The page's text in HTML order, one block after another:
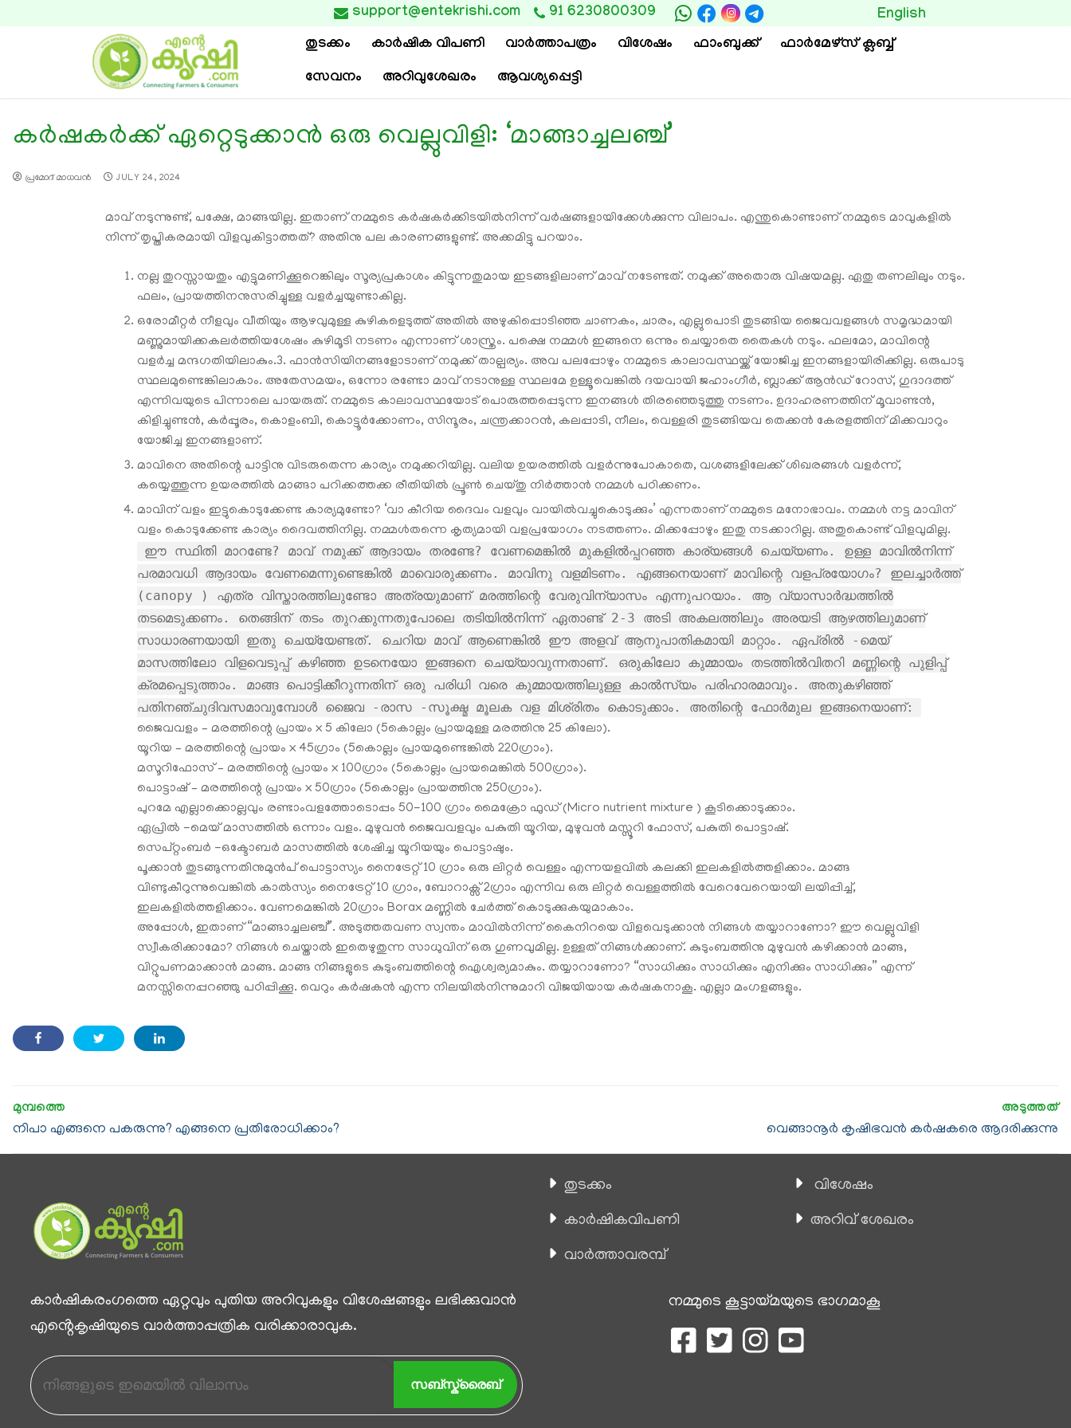
 support@entekrishi.com 91 6230800309
തുടക്കം കാര്‍ഷിക വിപണി വാ‍ർത്താപത്രം വിശേഷം ഫാംബുക്ക്
ഫാര്‍മേഴ്സ് ക്ലബ്ബ്
സേവനം
അറിവുശേഖരം ആവശ്യപ്പെട്ടി
English
കര്‍ഷകര്‍ക്ക് ഏറ്റെടുക്കാന്‍ ഒരു വെല്ലുവിളി: ‘മാങ്ങാച്ചലഞ്ച്’
പ്രമോദ് മാധവന്‍ JULY 24, 2024
മാവ് നടുന്നുണ്ട്, പക്ഷേ, മാങ്ങയില്ല. ഇതാണ് നമ്മുടെ കർഷകര്‍ക്കിടയില്‍നിന്ന് വര്‍ഷങ്ങളായിക്കേള്‍ക്കുന്ന വിലാപം. എന്തുകൊണ്ടാണ് നമ്മുടെ മാവുകളില്‍
നിന്ന് തൃപ്തികരമായി വിളവുകിട്ടാത്തത്? അതിനു പല കാരണങ്ങളുണ്ട്. അക്കമിട്ടു പറയാം.
നല്ല തുറസ്സായതും എട്ടുമണിക്കൂറെങ്കിലും സൂര്യപ്രകാശം കിട്ടുന്നതുമായ ഇടങ്ങളിലാണ് മാവ് നടേണ്ടത്. നമുക്ക് അതൊരു വിഷയമല്ല. ഏതു തണലിലും നടും.
ഫലം, പ്രായത്തിനനുസരിച്ചുള്ള വളർച്ചയുണ്ടാകില്ല.
ഒരോമീറ്റർ നീളവും വീതിയും ആഴവുമുള്ള കുഴികളെടുത്ത് അതിൽ അഴുകിപ്പൊടിഞ്ഞ ചാണകം, ചാരം, എല്ലുപൊടി തുടങ്ങിയ ജൈവവളങ്ങൾ സമൃദ്ധമായി
മണ്ണുമായിക്കകലര്‍ത്തിയശേഷം കുഴിമൂടി നടണം എന്നാണ് ശാസ്ത്രം. പക്ഷെ നമ്മൾ ഇങ്ങനെ ഒന്നും ചെയ്യാതെ തൈകൾ നടും. ഫലമോ, മാവിന്റെ
വളര്‍ച്ച മന്ദഗതിയിലാകും.3. ഫാന്‍സിയിനങ്ങളോടാണ് നമുക്ക് താല്പര്യം. അവ പലപ്പോഴും നമ്മുടെ കാലാവസ്ഥയ്ക്ക് യോജിച്ച ഇനങ്ങളായിരിക്കില്ല. ഒരുപാടു
സ്ഥലമുണ്ടെങ്കിലാകാം. അതേസമയം, ഒന്നോ രണ്ടോ മാവ് നടാനുള്ള സ്ഥലമേ ഉള്ളൂവെങ്കില്‍ ദയവായി ജഹാംഗീർ, ബ്ലാക്ക് ആൻഡ് റോസ്, ഗുദാദത്ത്
എന്നിവയുടെ പിന്നാലെ പായരുത്. നമ്മുടെ കാലാവസ്ഥയോട് പൊരുത്തപ്പെടുന്ന ഇനങ്ങള്‍ തിരഞ്ഞെടുത്തു നടണം. ഉദാഹരണത്തിന് മൂവാണ്ടൻ,
കിളിച്ചുണ്ടൻ, കർപ്പൂരം, കൊളംബി, കൊട്ടൂർക്കോണം, സിന്ദൂരം, ചന്ത്രക്കാറൻ, കലപ്പാടി, നീലം, വെള്ളരി തുടങ്ങിയവ തെക്കൻ കേരളത്തിന് മിക്കവാറും
യോജിച്ച ഇനങ്ങളാണ്.
മാവിനെ അതിന്റെ പാട്ടിനു വിടരുതെന്ന കാര്യം നമുക്കറിയില്ല. വലിയ ഉയരത്തിൽ വളര്‍ന്നുപോകാതെ, വശങ്ങളിലേക്ക് ശിഖരങ്ങൾ വളർന്ന്,
കയ്യെത്തുന്ന ഉയരത്തിൽ മാങ്ങാ പറിക്കത്തക്ക രീതിയിൽ പ്രൂൺ ചെയ്തു നിർത്താൻ നമ്മള്‍ പഠിക്കണം.
മാവിന് വളം ഇട്ടുകൊടുക്കേണ്ട കാര്യമുണ്ടോ? ‘വാ കീറിയ ദൈവം വളവും വായില്‍വച്ചുകൊടുക്കും’ എന്നതാണ് നമ്മുടെ മനോഭാവം. നമ്മള്‍ നട്ട മാവിന്
വളം കൊടുക്കേണ്ട കാര്യം ദൈവത്തിനില്ല. നമ്മള്‍തന്നെ കൃത്യമായി വളപ്രയോഗം നടത്തണം. മിക്കപ്പോഴും ഇതു നടക്കാറില്ല. അതുകൊണ്ട് വിളവുമില്ല.
ഈ സ്ഥിതി മാറണ്ടേ? മാവ് നമുക്ക് ആദായം തരണ്ടേ? വേണമെങ്കില്‍ മുകളില്‍പ്പറഞ്ഞ കാര്യങ്ങള്‍ ചെയ്യണം. ഉള്ള മാവില്‍നിന്ന്
പരമാവധി ആദായം വേണമെന്നുണ്ടെങ്കില്‍ മാവൊരുക്കണം. മാവിനു വളമിടണം. എങ്ങനെയാണ് മാവിന്റെ വളപ്രയോഗം? ഇലച്ചാർത്ത്
(canopy ) എത്ര വിസ്താരത്തിലുണ്ടോ അത്രയുമാണ് മരത്തിന്റെ വേരുവിന്യാസം എന്നുപറയാം. ആ വ്യാസാർദ്ധത്തിൽ
തടമെടുക്കണം. തെങ്ങിന് തടം തുറക്കുന്നതുപോലെ തടിയിൽനിന്ന് ഏതാണ്ട് 2-3 അടി അകലത്തിലും അരയടി ആഴത്തിലുമാണ്
സാധാരണയായി ഇതു ചെയ്യേണ്ടത്. ചെറിയ മാവ് ആണെങ്കിൽ ഈ അളവ് ആനുപാതികമായി മാറ്റാം. ഏപ്രിൽ -മെയ്
മാസത്തിലോ വിളവെടുപ്പ് കഴിഞ്ഞ ഉടനെയോ ഇങ്ങനെ ചെയ്യാവുന്നതാണ്. ഒരുകിലോ കുമ്മായം തടത്തിൽവിതറി മണ്ണിന്റെ പുളിപ്പ്
ക്രമപ്പെടുത്താം. മാങ്ങ പൊട്ടിക്കീറുന്നതിന് ഒരു പരിധി വരെ കുമ്മായത്തിലുള്ള കാൽസ്യം പരിഹാരമാവും. അതുകഴിഞ്ഞ്
പതിനഞ്ചുദിവസമാവുമ്പോള്‍ ജൈവ -രാസ -സൂക്ഷ്മ മൂലക വള മിശ്രിതം കൊടുക്കാം. അതിന്റെ ഫോർമുല ഇങ്ങനെയാണ്:
ജൈവവളം – മരത്തിന്റെ പ്രായം x 5 കിലോ (5കൊല്ലം പ്രായമുള്ള മരത്തിനു 25 കിലോ).
യൂറിയ – മരത്തിന്റെ പ്രായം x 45ഗ്രാം (5കൊല്ലം പ്രായമുണ്ടെങ്കിൽ 220ഗ്രാം).
മസൂറിഫോസ് – മരത്തിന്റെ പ്രായം x 100ഗ്രാം (5കൊല്ലം പ്രായമെങ്കില്‍ 500ഗ്രാം).
പൊട്ടാഷ് – മരത്തിന്റെ പ്രായം x 50ഗ്രാം (5കൊല്ലം പ്രായത്തിനു 250ഗ്രാം).
പുറമേ എല്ലാക്കൊല്ലവും രണ്ടാംവളത്തോടൊപ്പം 50-100 ഗ്രാം മൈക്രോ ഫുഡ് (Micro nutrient mixture ) കൂടിക്കൊടുക്കാം.
ഏപ്രിൽ -മെയ് മാസത്തിൽ ഒന്നാം വളം. മുഴുവൻ ജൈവവളവും പകുതി യൂറിയ, മുഴുവൻ മസ്സൂറി ഫോസ്, പകുതി പൊട്ടാഷ്.
സെപ്റ്റംബർ -ഒക്ടോബർ മാസത്തിൽ ശേഷിച്ച യൂറിയയും പൊട്ടാഷും.
പൂക്കാൻ തുടങ്ങുന്നതിനുമുൻപ് പൊട്ടാസ്യം നൈട്രേറ്റ് 10 ഗ്രാം ഒരു ലിറ്റർ വെള്ളം എന്നയളവിൽ കലക്കി ഇലകളിൽത്തളിക്കാം. മാങ്ങ
വിണ്ടുകീറുന്നുവെങ്കിൽ കാൽസ്യം നൈട്രേറ്റ് 10 ഗ്രാം, ബോറാക്സ് 2ഗ്രാം എന്നിവ ഒരു ലിറ്റർ വെള്ളത്തിൽ വേറെവേറെയായി ലയിപ്പിച്ച്,
ഇലകളിൽത്തളിക്കാം. വേണമെങ്കിൽ 20ഗ്രാം Borax മണ്ണിൽ ചേർത്ത് കൊടുക്കുകയുമാകാം.
അപ്പോൾ, ഇതാണ് “മാങ്ങാച്ചലഞ്ച്”. അടുത്തതവണ സ്വന്തം മാവില്‍നിന്ന് കൈനിറയെ വിളവെടുക്കാന്‍ നിങ്ങള്‍ തയ്യാറാണോ? ഈ വെല്ലുവിളി
സ്വീകരിക്കാമോ? നിങ്ങള്‍ ചെയ്താല്‍ ഇതെഴുതുന്ന സാധുവിന് ഒരു ഗുണവുമില്ല. ഉള്ളത് നിങ്ങള്‍ക്കാണ്. കുടുംബത്തിനു മുഴുവന്‍ കഴിക്കാന്‍ മാങ്ങ,
വിറ്റുപണമാക്കാന്‍ മാങ്ങ. മാങ്ങ നിങ്ങളുടെ കുടുംബത്തിന്റെ ഐശ്വര്യമാകും. തയ്യാറാണോ? “സാധിക്കും സാധിക്കും എനിക്കും സാധിക്കും” എന്ന്
മനസ്സിനെപ്പറഞ്ഞു പഠിപ്പിക്കൂ. വെറും കര്‍ഷകന്‍ എന്ന നിലയില്‍നിന്നുമാറി വിജയിയായ കര്‍ഷകനാകൂ. എല്ലാ മംഗളങ്ങളും.
നിപാ എങ്ങനെ പകരുന്നു? എങ്ങനെ പ്രതിരോധിക്കാം? വെങ്ങാനൂര്‍ കൃഷിഭവന്‍ കര്‍ഷകരെ ആദരിക്കുന്നു
കാര്‍ഷികരംഗത്തെ ഏറ്റവും പുതിയ അറിവുകളും വിശേഷങ്ങളും ലഭിക്കുവാന്‍
എൻ്റെകൃഷിയുടെ വാര്‍ത്താപ്പത്രിക വരിക്കാരാവുക.
സബ്സ്ക്രൈബ്
തുടക്കം
കാ‍ർഷികവിപണി
വാര്‍ത്താവരമ്പ്
വിശേഷം
അറിവ് ശേഖരം
നമ്മുടെ കൂട്ടായ്മയുടെ ഭാഗമാകൂ